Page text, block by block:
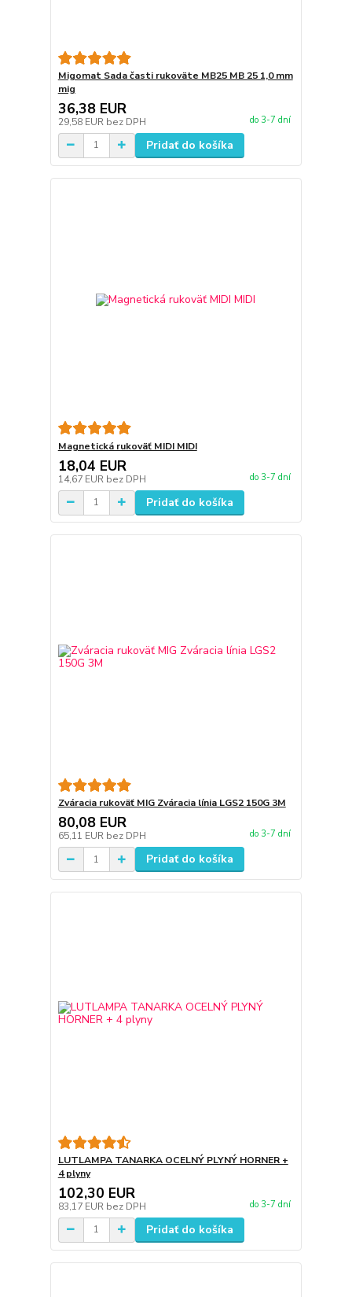
Migomat Sada časti rukoväte MB25 MB 25 1,0 mm
mig
36,38 EUR
29,58 EUR bez DPH do 3-7 dní
Pridať do košíka
Magnetická rukoväť MIDI MIDI
18,04 EUR
14,67 EUR bez DPH do 3-7 dní
Pridať do košíka
Zváracia rukoväť MIG Zváracia línia LGS2 150G 3M
80,08 EUR
65,11 EUR bez DPH do 3-7 dní
Pridať do košíka
LUTLAMPA TANARKA OCELNÝ PLYNÝ HORNER +
4 plyny
102,30 EUR
83,17 EUR bez DPH do 3-7 dní
Pridať do košíka